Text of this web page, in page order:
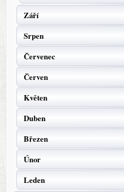
Září
Srpen
Červenec
Červen
Květen
Duben
Březen
Únor
Leden